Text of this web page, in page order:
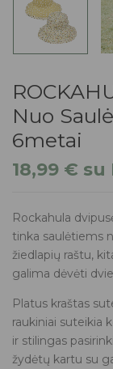
Nuo
6metai
18,99 € su
Rockahula
tinka saulėtiems
žiedlapių raštu,
galima dėvėti
Platus kraštas
raukiniai suteikia
ir stilingas
žydėtų kartu su